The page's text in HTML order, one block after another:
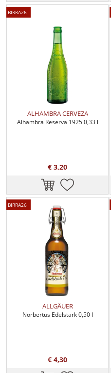
BIRRA26
ALHAMBRA CERVEZA
Alhambra Reserva 1925 0,33 l
€ 3,20
BIRRA26
ALLGÄUER
Norbertus Edelstark 0,50 l
€ 4,30